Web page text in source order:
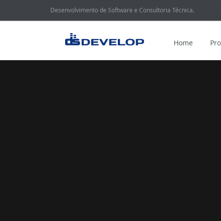
Desenvolvimento de Software e Consultoria Técnica.
Home